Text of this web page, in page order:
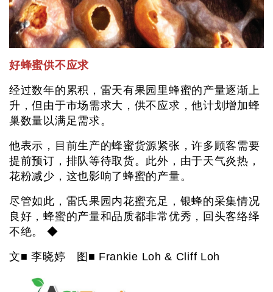
好蜂蜜供不应求
经过数年的累积，雷天有果园里蜂蜜的产量逐渐上
升，但由于市场需求大，供不应求，他计划增加蜂
巢数量以满足需求。
他表示，目前生产的蜂蜜货源紧张，许多顾客需要
提前预订，排队等待取货。此外，由于天气炎热，
花粉减少，这也影响了蜂蜜的产量。
尽管如此，雷氏果园内花蜜充足，银蜂的采集情况
良好，蜂蜜的产量和品质都非常优秀，回头客络绎
不绝。 ◆
文■ 李晓婷 图■ Frankie Loh & Cliff Loh